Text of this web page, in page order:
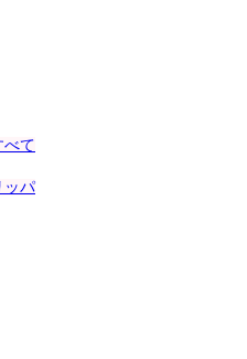
べて
ッパ